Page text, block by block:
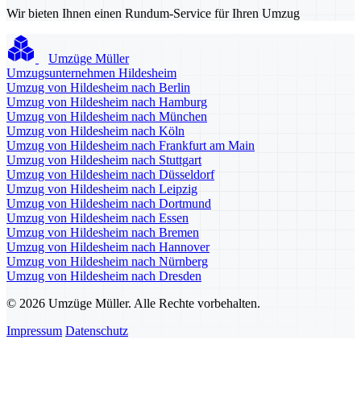
Wir bieten Ihnen einen Rundum-Service für Ihren Umzug
Umzüge Müller
Umzugsunternehmen Hildesheim
Umzug von Hildesheim nach Berlin
Umzug von Hildesheim nach Hamburg
Umzug von Hildesheim nach München
Umzug von Hildesheim nach Köln
Umzug von Hildesheim nach Frankfurt am Main
Umzug von Hildesheim nach Stuttgart
Umzug von Hildesheim nach Düsseldorf
Umzug von Hildesheim nach Leipzig
Umzug von Hildesheim nach Dortmund
Umzug von Hildesheim nach Essen
Umzug von Hildesheim nach Bremen
Umzug von Hildesheim nach Hannover
Umzug von Hildesheim nach Nürnberg
Umzug von Hildesheim nach Dresden
© 2026 Umzüge Müller. Alle Rechte vorbehalten.
Impressum Datenschutz